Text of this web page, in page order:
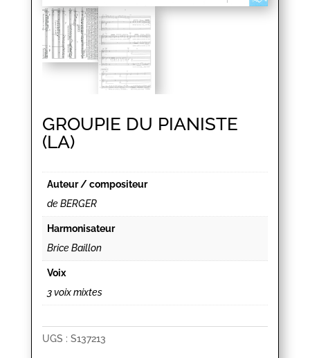
GROUPIE DU PIANISTE
(LA)
Auteur / compositeur
de BERGER
Harmonisateur
Brice Baillon
Voix
3 voix mixtes
UGS : S137213